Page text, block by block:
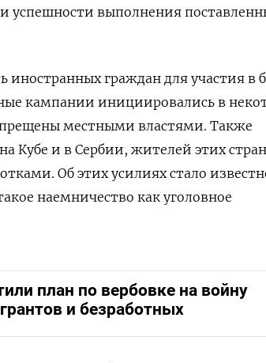
успешности выполнения
иностранных граждан для участия в
кампании инициировались в
местными властями. Также
Кубе и в Сербии, жителей этих стран
Об этих усилиях стало
наемничество как уголовное
план по вербовке на войну
и безработных